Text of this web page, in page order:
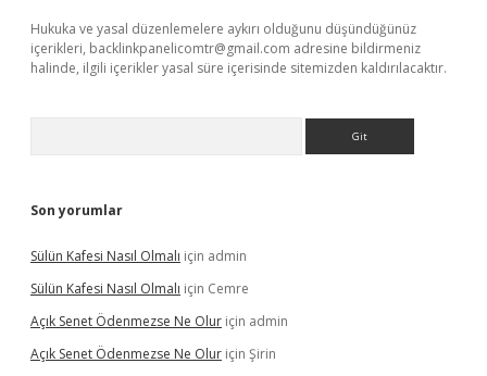
Hukuka ve yasal düzenlemelere aykırı olduğunu düşündüğünüz
içerikleri, backlinkpanelicomtr@gmail.com adresine bildirmeniz
halinde, ilgili içerikler yasal süre içerisinde sitemizden kaldırılacaktır.
Son yorumlar
Sülün Kafesi Nasıl Olmalı için admin
Sülün Kafesi Nasıl Olmalı için Cemre
Açık Senet Ödenmezse Ne Olur için admin
Açık Senet Ödenmezse Ne Olur için Şirin